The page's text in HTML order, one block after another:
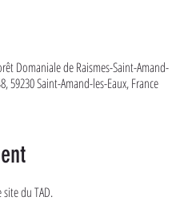
Domaniale de Raismes-Saint-Amand-
59230 Saint-Amand-les-Eaux, France
du TAD.